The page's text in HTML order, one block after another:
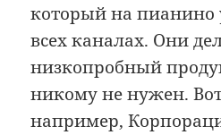
который на пианино
всех каналах. Они
низкопробный
никому не нужен.
например,